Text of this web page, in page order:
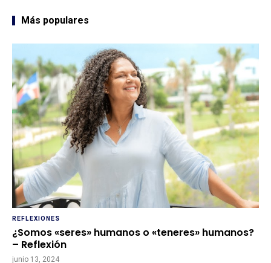
Más populares
REFLEXIONES
¿Somos «seres» humanos o «teneres» humanos?
– Reflexión
junio 13, 2024